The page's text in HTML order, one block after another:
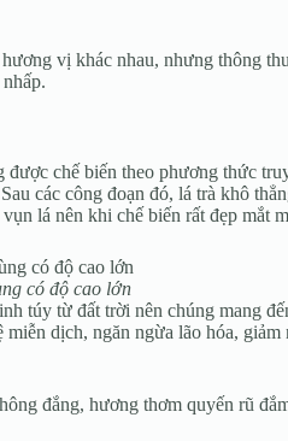
vị khác nhau, nhưng thông
chế biến theo phương thức
các công đoạn đó, lá trà khô
lá nên khi chế biến rất đẹp mắt
có độ cao lớn
túy từ đất trời nên chúng mang
dịch, ngăn ngừa lão hóa,
đắng, hương thơm quyến rũ